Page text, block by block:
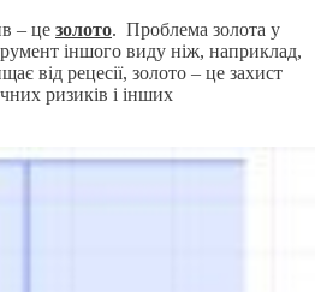
– це золото. Проблема золота у
іншого виду ніж, наприклад,
від рецесії, золото – це захист
ризиків і інших